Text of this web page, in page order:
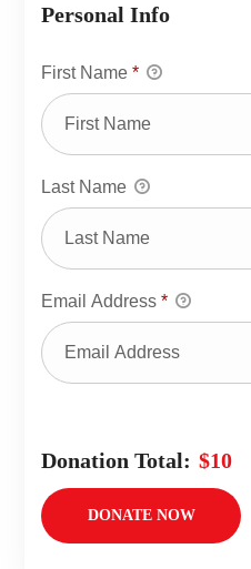
Personal Info
First Name*
Last Name
Email Address*
Donation Total: $10